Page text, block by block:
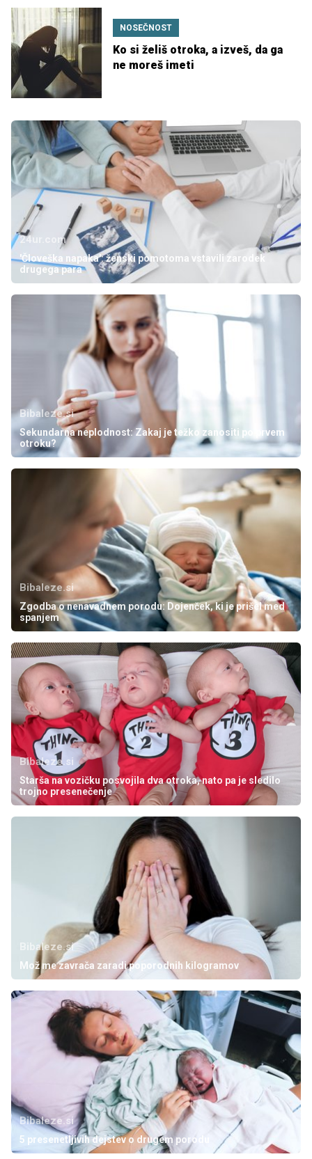
NOSEČNOST
Ko si želiš otroka, a izveš, da ga
ne moreš imeti
24ur.com
'Človeška napaka': ženski pomotoma vstavili zarodek
drugega para
Bibaleze.si
Sekundarna neplodnost: Zakaj je težko zanositi po prvem
otroku?
Bibaleze.si
Zgodba o nenavadnem porodu: Dojenček, ki je prišel med
spanjem
Bibaleze.si
Starša na vozičku posvojila dva otroka, nato pa je sledilo
trojno presenečenje
Bibaleze.si
Mož me zavrača zaradi poporodnih kilogramov
Bibaleze.si
5 presenetljivih dejstev o drugem porodu